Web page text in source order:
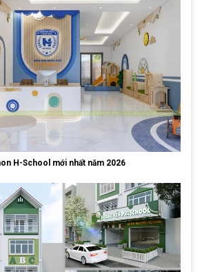
H-School mới nhất năm 2026